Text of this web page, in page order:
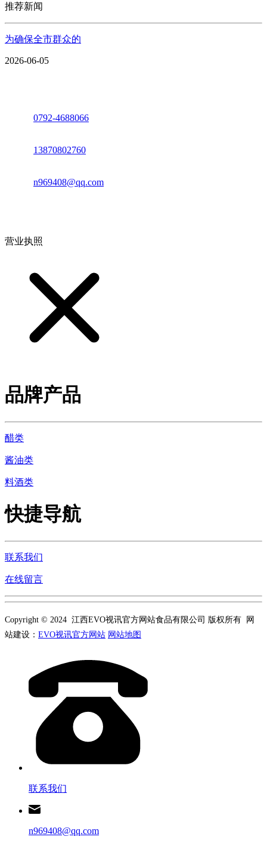
推荐新闻
为确保全市群众的
2026-06-05
0792-4688066
13870802760
n969408@qq.com
营业执照
品牌产品
醋类
酱油类
料酒类
快捷导航
联系我们
在线留言
Copyright © 2024 江西EVO视讯官方网站食品有限公司 版权所有 网
站建设： EVO视讯官方网站 网站地图
联系我们
n969408@qq.com